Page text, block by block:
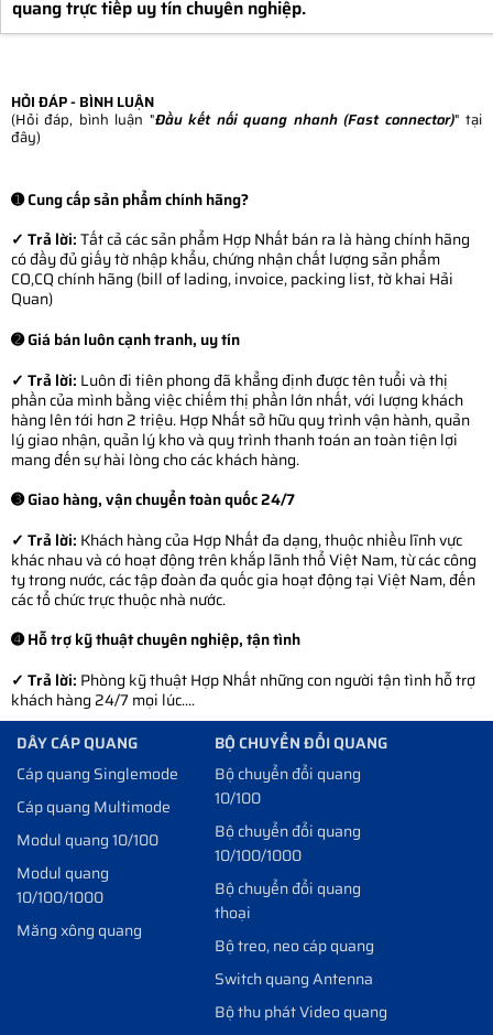
quang trực tiếp uy tín chuyên nghiệp.
HỎI ĐÁP - BÌNH LUẬN
(Hỏi đáp, bình luận "Đầu kết nối quang nhanh (Fast connector)" tại
đây)
➊ Cung cấp sản phẩm chính hãng?
✓ Trả lời:Tất cả các sản phẩm Hợp Nhất bán ra là hàng chính hãng
có đầy đủ giấy tờ nhập khẩu, chứng nhận chất lượng sản phẩm
CO,CQ chính hãng (bill of lading, invoice, packing list, tờ khai Hải
Quan)
➋ Giá bán luôn cạnh tranh, uy tín
✓ Trả lời: Luôn đi tiên phong đã khẳng định được tên tuổi và thị
phần của mình bằng việc chiếm thị phần lớn nhất, với lượng khách
hàng lên tới hơn 2 triệu. Hợp Nhất sở hữu quy trình vận hành, quản
lý giao nhận, quản lý kho và quy trình thanh toán an toàn tiện lợi
mang đến sự hài lòng cho các khách hàng.
➌ Giao hàng, vận chuyển toàn quốc 24/7
✓ Trả lời: Khách hàng của Hợp Nhất đa dạng, thuộc nhiều lĩnh vực
khác nhau và có hoạt động trên khắp lãnh thổ Việt Nam, từ các công
ty trong nước, các tập đoàn đa quốc gia hoạt động tại Việt Nam, đến
các tổ chức trực thuộc nhà nước.
➍ Hỗ trợ kỹ thuật chuyên nghiệp, tận tình
✓ Trả lời: Phòng kỹ thuật Hợp Nhất những con người tận tình hỗ trợ
khách hàng 24/7 mọi lúc....
DÂY CÁP QUANG
Cáp quang Singlemode
Cáp quang Multimode
Modul quang 10/100
Modul quang
10/100/1000
Măng xông quang
BỘ CHUYỂN ĐỔI QUANG
Bộ chuyển đổi quang
10/100
Bộ chuyển đổi quang
10/100/1000
Bộ chuyển đổi quang
thoại
Bộ treo, neo cáp quang
Switch quang Antenna
Bộ thu phát Video quang